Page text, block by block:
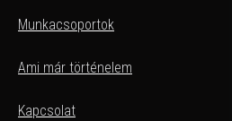
Munkacsoportok
Ami már történelem
Kapcsolat